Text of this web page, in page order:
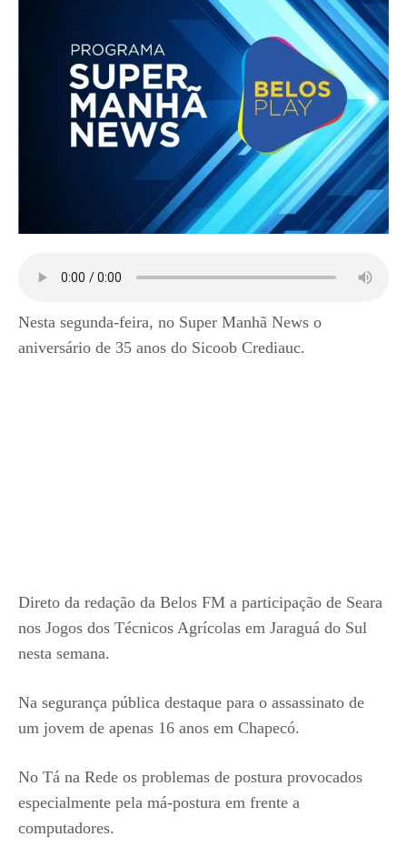
Nesta segunda-feira, no Super Manhã News o
aniversário de 35 anos do Sicoob Crediauc.
Direto da redação da Belos FM a participação de Seara
nos Jogos dos Técnicos Agrícolas em Jaraguá do Sul
nesta semana.
Na segurança pública destaque para o assassinato de
um jovem de apenas 16 anos em Chapecó.
No Tá na Rede os problemas de postura provocados
especialmente pela má-postura em frente a
computadores.